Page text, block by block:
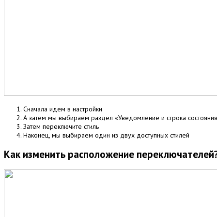
Сначала идем в настройки
А затем мы выбираем раздел «Уведомление и строка
Затем переключите стиль
Наконец, мы выбираем один из двух доступных стилей
Как изменить расположение